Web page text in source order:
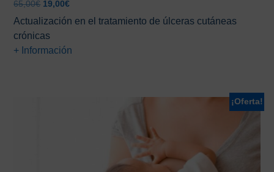
65,00€ El
precio
original
era:
65,00€.
19,00€El
actual
19,00€.
Actualización en el tratamiento de úlceras cutáneas
crónicas
+ Información
¡Oferta!